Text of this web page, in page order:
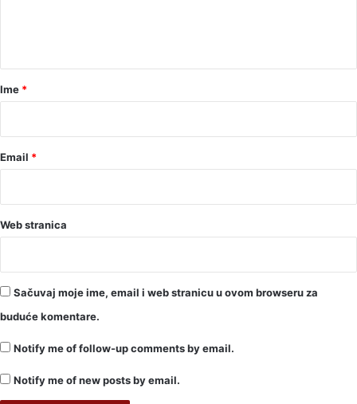
rIme *
Email *
Web stranica
Sačuvaj moje ime, email i web stranicu u ovom browseru za
buduće komentare.
Notify me of follow-up comments by email.
Notify me of new posts by email.